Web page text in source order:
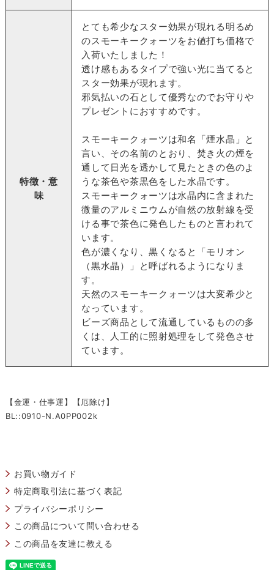
特徴・意
味
とても希少なスター効果が現れる明るめ
のスモーキークォーツをお値打ち価格で
入荷いたしました！
透け感もあるタイプで強い光に当てると
スター効果が現れます。
邪気払いの石として優秀なのでお守りや
プレゼントにおすすめです。
スモーキークォーツは和名「煙水晶」と
言い、その名前のとおり、焚き火の煙を
通して日光を透かして見たときの色のよ
うな茶色や茶黒色をした水晶です。
スモーキークォーツは水晶内に含まれた
微量のアルミニウムが自然の放射線を受
ける事で茶色に発色したものと言われて
います。
色が濃くなり、黒くなると「モリオン
（黒水晶）」と呼ばれるようになりま
す。
天然のスモーキークォーツは大変希少と
なっています。
ビーズ商品として流通しているものの多
くは、人工的に照射処理をして発色させ
ています。
【金運・仕事運】【厄除け】
BL::0910-N.A0PP002k
お買い物ガイド
特定商取引法に基づく表記
プライバシーポリシー
この商品について問い合わせる
この商品を友達に教える